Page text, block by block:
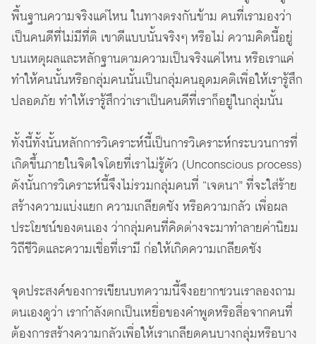
พื้นฐานความจริงแค่ไหน ในทางตรงกันข้าม คนที่เรามองว่า
เป็นคนดีที่ไม่มีที่ติ เขาดีแบบนั้นจริงๆ หรือไม่ ความคิดนี้อยู่
บนเหตุผลและหลักฐานตามความเป็นจริงแค่ไหน หรือเราแค่
ทำให้คนนั้นหรือกลุ่มคนนั้นเป็นกลุ่มคนอุดมคติเพื่อให้เรารู้สึก
ปลอดภัย ทำให้เรารู้สึกว่าเราเป็นคนดีที่เราก็อยู่ในกลุ่มนั้น
ทั้งนี้ทั้งนั้นหลักการวิเคราะห์นี้เป็นการวิเคราะห์กระบวนการที่
เกิดขึ้นภายในจิตใจโดยที่เราไม่รู้ตัว (Unconscious process)
ดังนั้นการวิเคราะห์นี้จึงไม่รวมกลุ่มคนที่ “เจตนา” ที่จะใส่ร้าย
สร้างความแบ่งแยก ความเกลียดชัง หรือความกลัว เพื่อผล
ประโยชน์ของตนเอง ว่ากลุ่มคนที่คิดต่างจะมาทำลายค่านิยม
วิถีชีวิตและความเชื่อที่เรามี ก่อให้เกิดความเกลียดชัง
จุดประสงค์ของการเขียนบทความนี้จึงอยากชวนเราลองถาม
ตนเองดูว่า เรากำลังตกเป็นเหยื่อของคำพูดหรือสื่อจากคนที่
ต้องการสร้างความกลัวเพื่อให้เราเกลียดคนบางกลุ่มหรือบาง